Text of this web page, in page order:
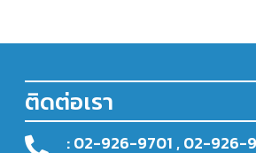
ติดต่อเรา
 : 02-926-9701 , 02-926-